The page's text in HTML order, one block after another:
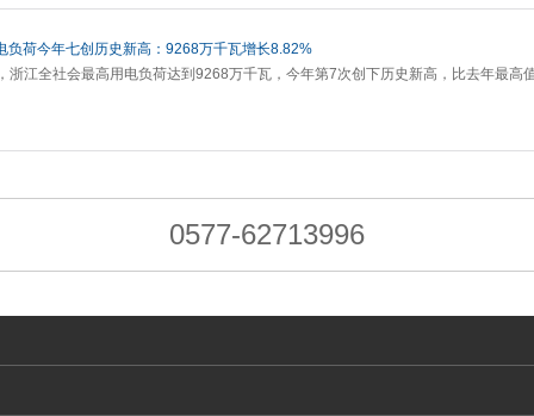
负荷今年七创历史新高：9268万千瓦增长8.82%
浙江全社会最高用电负荷达到9268万千瓦，今年第7次创下历史新高，比去年最高
0577-62713996